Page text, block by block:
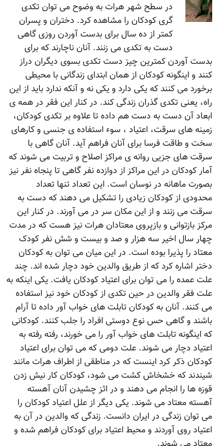
در سطح شهر هرات به وضوح می توان تکدی
گری کودکان را مشاهده کرد. دختران و پسران
کمتر از ده سال برای بدست آوردن روزی گاهی
دست به تکدی می زنند. آنان ناچارند که برای
بدست آوردن کمترين چيز دست تکدی بسوی ديگران دراز
کنند و اينگونه کودکان از همان ابتدای زندگانی با محيطی
برخورد می کنند که يکی دارد و يکی نه و آنکه ندارد بايد از اين
راه، يعنی تکدی گذران زندگی کند. در کنار اين فقر در همه ی
ابعاد آن دست به دست هم داده تا علاوه بر تکدی کودکان،
زمينه های سرقت، اعتياد ، سوء استفاده ی جنسی و کارهای
سخت و طاقت فرسا برای آنان فراهم آيد. آنان گاهی با
سرقت های جزيی روانه ی مراکز اصلاح و تربيت می شوند که
آمار کودکان در اين مراکز از دوازده نفر گاهی تا پنجاه نفر نيز
بصورت ماهانه در نوسان است. اين تعداد تنها تعداد
محدودی از کودکان زيادی را تشکيل می دهند که دست به
سرقت می زنند و از اين مکان سر در می آورند. در کنار اين
مرکز بازتوانی و بازپروی معتادان هرات نيز هست که در مدت
چهار سال اخير سه هزار و صد و بيست و شش نفر کودک
معتاد را پذيرا بوده است. در اين ميان می توان به کودکان
دختر اشاره کرد که از طريق والدين خود دچار شده اند. چند
علت عمده را می توان برای اعتياد کودکان يافت. يکی اينکه به
علت فقر والدين در حين تکدی از کودکان خود نيز استفاده
می کنند. آنان به کودکان تابلت های خواب آور داده تا آرام
باشند و گاهی حس نوع دوستی افراد را جلب کنند. کودکانی
که اينگونه تابلت های خواب آور را می خورند، رفته رفته به
اعتياد دچار می شوند. علت دومی که می توان برای اعتياد
کودکان ذکر کرد اينست که در مناطقی از اطراف هرات مانند
شيندند که خشخاش کشت می شود، کودکان کار نيش زدن
قوزه ها را انجام می دهند و در اثز چشيدن آنان آهسته
آهسته معتاد می شوند. يکی ديگر از علل اعتياد کودکان را
می توان زندگی در ايران دانست. زندگی که والدين در آن به
اعتياد روی آوردند و محيط اعتياد برای کودکان فراهم شده و